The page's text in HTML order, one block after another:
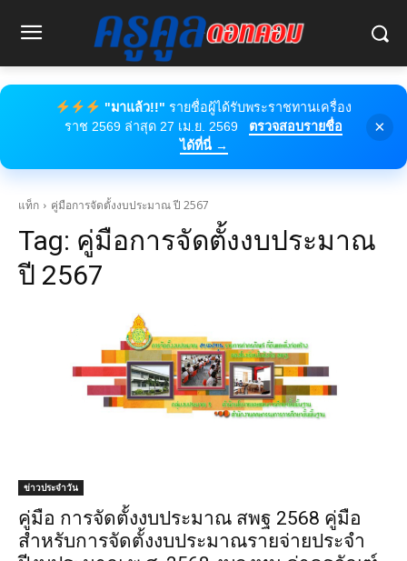
"มาแล้ว!!" รายชื่อผู้ได้รับพระราชทานเครื่อง
ราช 2569 ล่าสุด 27 เม.ย. 2569
ตรวจสอบรายชื่อ
ได้ที่นี่ →
×
แท็ก คู่มือการจัดตั้งงบประมาณ ปี 2567
Tag: คู่มือการจัดตั้งงบประมาณ
ปี 2567
ข่าวประจำวัน
คู่มือ การจัดตั้งงบประมาณ สพฐ 2568 คู่มือ
สำหรับการจัดตั้งงบประมาณรายจ่ายประจำ